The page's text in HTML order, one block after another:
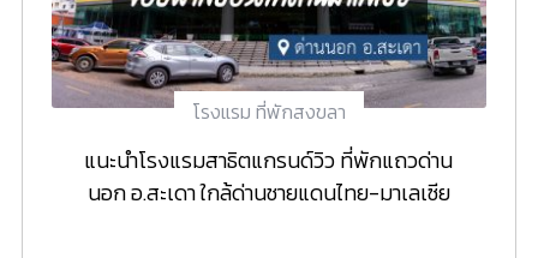
โรงแรม ที่พักสงขลา
แนะนำโรงแรมสาธิตแกรนด์วิว ที่พักแถวด่าน
นอก อ.สะเดา ใกล้ด่านชายแดนไทย-มาเลเซีย